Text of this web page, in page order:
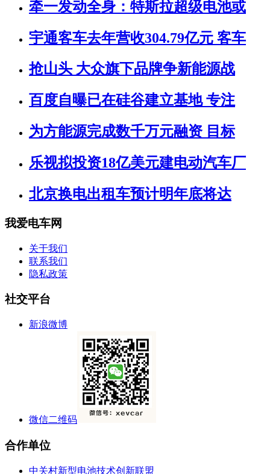
牵一发动全身：特斯拉超级电池或
宇通客车去年营收304.79亿元 客车
抢山头 大众旗下品牌争新能源战
百度自曝已在硅谷建立基地 专注
为方能源完成数千万元融资 目标
乐视拟投资18亿美元建电动汽车厂
北京换电出租车预计明年底将达
我爱电车网
关于我们
联系我们
隐私政策
社交平台
新浪微博
微信二维码
合作单位
中关村新型电池技术创新联盟